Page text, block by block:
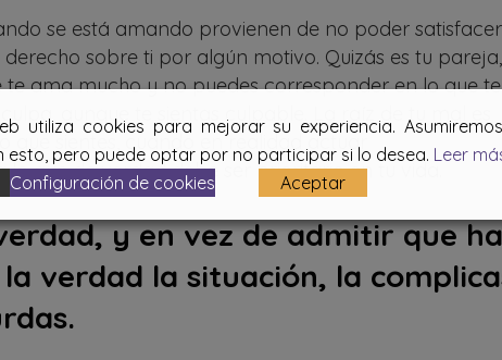
se está amando provienen de no poder satisfacer
sobre ti por algún motivo. Quizás es tu
ama mucho y no puedes corresponder en lo que te
aunque te sientas culpable. La raíz de tu mal es
sientes, cuando en realidad actuar
que de verdad debe ser prioritario en tu vida.
y en vez de admitir que
verdad la situación, la
utiliza cookies para mejorar su experiencia.
esto, pero puede optar por no participar si lo desea. Leer
Configuración de cookies Aceptar